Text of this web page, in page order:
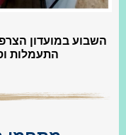
השבוע במועדון
התעמלות